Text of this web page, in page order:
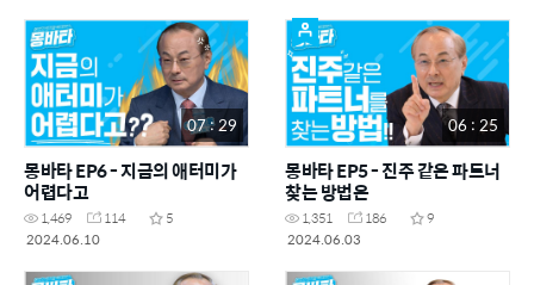
07 : 29
몽바타 EP6 - 지금의 애터미가
어렵다고
1,469 114
5
2024.06.10
06 : 25
몽바타 EP5 - 진주 같은 파트너
찾는 방법은
1,351 186
9
2024.06.03